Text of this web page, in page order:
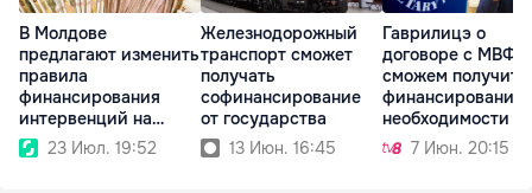
В Молдове
предлагают изменить
правила
финансирования
интервенций на
аграрном рынке
23 Июл. 19:52
Железнодорожный
транспорт сможет
получать
софинансирование
от государства
13 Июн. 16:45
Гаврилицэ о
договоре с МВФ:
сможем получить
финансирование
необходимости
7 Июн. 20:15